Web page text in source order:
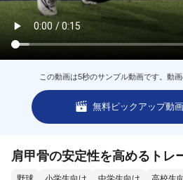
この動画は5秒のサンプル動画です。動
無料ピックアップ動
肩甲骨の安定性を高めるトレ